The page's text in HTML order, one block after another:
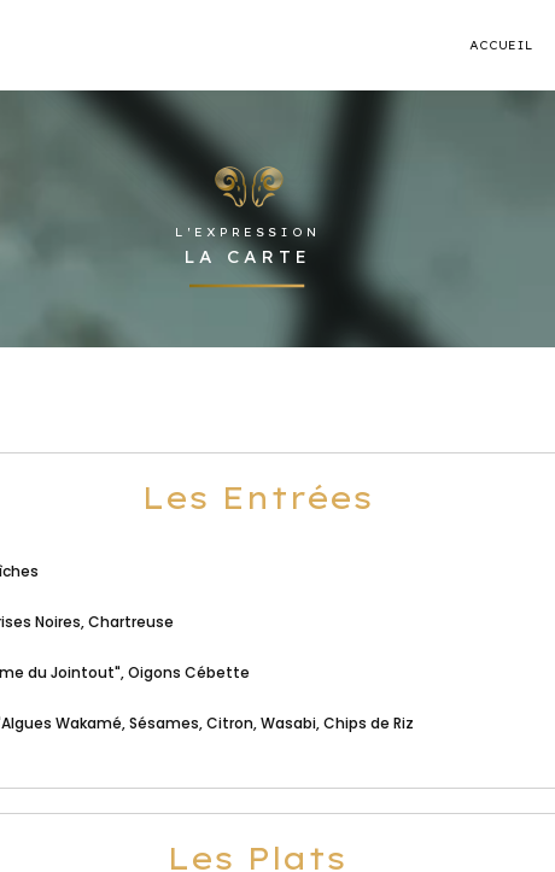
ACCUEIL
L'EXPRESSION
LA CARTE
Les Entrées
Noires, Chartreuse
du Jointout", Oigons Cébette
Wakamé, Sésames, Citron, Wasabi, Chips de Riz
Les Plats